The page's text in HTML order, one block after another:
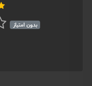
بدون امتیاز